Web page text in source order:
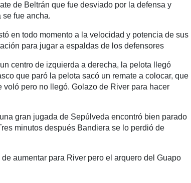
de Beltrán que fue desviado por la defensa y
se fue ancha.
en todo momento a la velocidad y potencia de sus
para jugar a espaldas de los defensores
centro de izquierda a derecha, la pelota llegó
que paró la pelota sacó un remate a colocar, que
pero no llegó. Golazo de River para hacer
gran jugada de Sepúlveda encontró bien parado
minutos después Bandiera se lo perdió de
aumentar para River pero el arquero del Guapo